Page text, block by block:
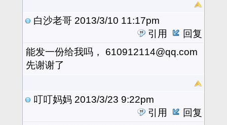
白沙老哥 2013/3/10 11:17pm
引用
回复
能发一份给我吗， 610912114@qq.com
先谢谢了
叮叮妈妈 2013/3/23 9:22pm
引用
回复